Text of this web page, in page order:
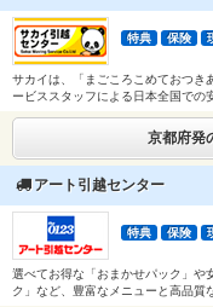
特典 保険
サカイは、「まごころこめておつき
ービススタッフによる日本全国での
京都府発
アート引越センター
特典 保険
選べてお得な「おまかせパック」や
ク」など、豊富なメニューと高品質